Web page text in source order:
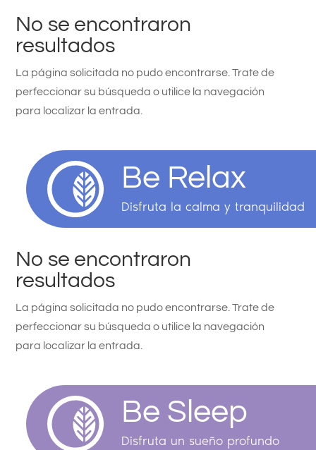
No se encontraron
resultados
La página solicitada no pudo encontrarse. Trate de
perfeccionar su búsqueda o utilice la navegación
para localizar la entrada.
Be Relax
Disfruta la calma y tranquilidad
No se encontraron
resultados
La página solicitada no pudo encontrarse. Trate de
perfeccionar su búsqueda o utilice la navegación
para localizar la entrada.
Be Sleep
Disfruta un sueño profundo